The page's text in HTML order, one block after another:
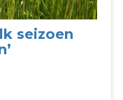
seizoen